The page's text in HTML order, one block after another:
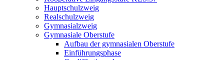
Hauptschulzweig
Realschulzweig
Gymnasialzweig
Gymnasiale Oberstufe
Aufbau der gymnasialen Oberstufe
Einführungsphase